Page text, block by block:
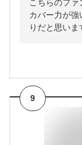
こちらのフ
カバー力が強
りだと思いま
9